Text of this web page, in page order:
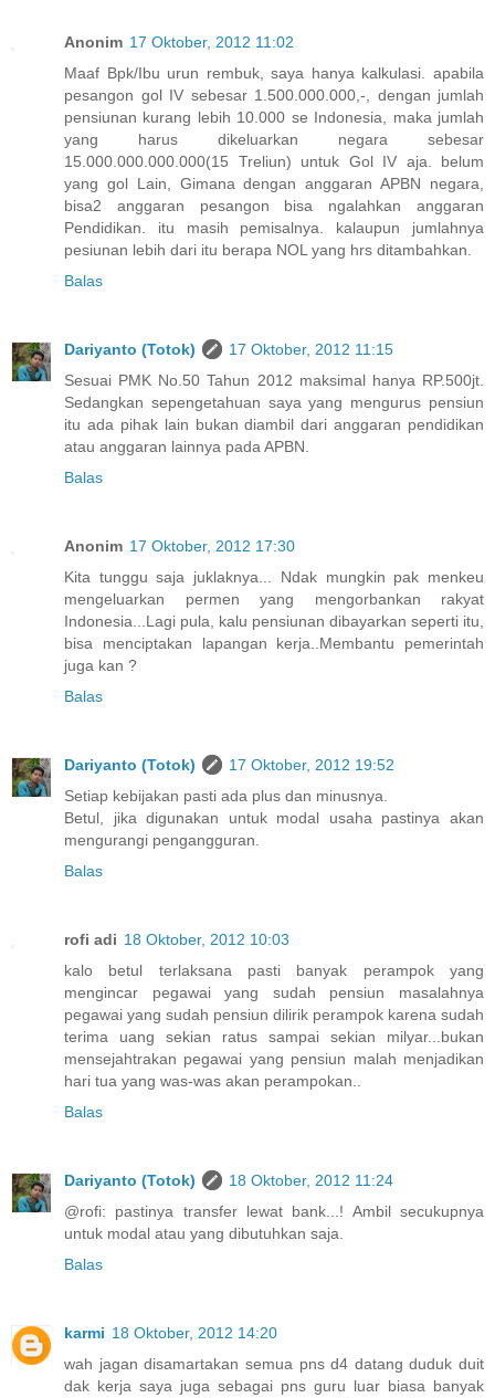
Anonim 17 Oktober, 2012 11:02
Maaf Bpk/Ibu urun rembuk, saya hanya kalkulasi. apabila
pesangon gol IV sebesar 1.500.000.000,-, dengan jumlah
pensiunan kurang lebih 10.000 se Indonesia, maka jumlah
yang harus dikeluarkan negara sebesar
15.000.000.000.000(15 Treliun) untuk Gol IV aja. belum
yang gol Lain, Gimana dengan anggaran APBN negara,
bisa2 anggaran pesangon bisa ngalahkan anggaran
Pendidikan. itu masih pemisalnya. kalaupun jumlahnya
pesiunan lebih dari itu berapa NOL yang hrs ditambahkan.
Balas
Dariyanto (Totok)
17 Oktober, 2012 11:15
Sesuai PMK No.50 Tahun 2012 maksimal hanya RP.500jt.
Sedangkan sepengetahuan saya yang mengurus pensiun
itu ada pihak lain bukan diambil dari anggaran pendidikan
atau anggaran lainnya pada APBN.
Balas
Anonim 17 Oktober, 2012 17:30
Kita tunggu saja juklaknya... Ndak mungkin pak menkeu
mengeluarkan permen yang mengorbankan rakyat
Indonesia...Lagi pula, kalu pensiunan dibayarkan seperti itu,
bisa menciptakan lapangan kerja..Membantu pemerintah
juga kan ?
Balas
Dariyanto (Totok)
17 Oktober, 2012 19:52
Setiap kebijakan pasti ada plus dan minusnya.
Betul, jika digunakan untuk modal usaha pastinya akan
mengurangi pengangguran.
Balas
rofi adi 18 Oktober, 2012 10:03
kalo betul terlaksana pasti banyak perampok yang
mengincar pegawai yang sudah pensiun masalahnya
pegawai yang sudah pensiun dilirik perampok karena sudah
terima uang sekian ratus sampai sekian milyar...bukan
mensejahtrakan pegawai yang pensiun malah menjadikan
hari tua yang was-was akan perampokan..
Balas
Dariyanto (Totok)
18 Oktober, 2012 11:24
@rofi: pastinya transfer lewat bank...! Ambil secukupnya
untuk modal atau yang dibutuhkan saja.
Balas
karmi 18 Oktober, 2012 14:20
wah jagan disamartakan semua pns d4 datang duduk duit
dak kerja saya juga sebagai pns guru luar biasa banyak